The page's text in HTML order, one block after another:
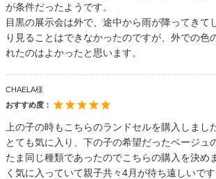
が条件だったようです。
目黒の展示会は外で、途中から雨が降ってきて
り見ることはできなかったのですが、外での色
れたのはよかったと思います。
CHAELA様
おすすめ度：
上の子の時もこちらのランドセルを購入しまし
とても気に入り、下の子の希望だったベージュ
たま同じ種類であったのでこちらの購入を決め
く気に入っていて親子共々4月が待ち遠しいです